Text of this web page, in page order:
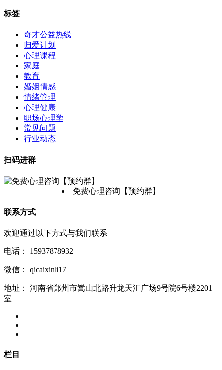
标签
奇才公益热线
归爱计划
心理课程
家庭
教育
婚姻情感
情绪管理
心理健康
职场心理学
常见问题
行业动态
扫码进群
免费心理咨询【预约群】
联系方式
欢迎通过以下方式与我们联系
电话： 15937878932
微信： qicaixinli17
地址：
河南省郑州市嵩山北路升龙天汇广场9号院6号楼2201
室
栏目